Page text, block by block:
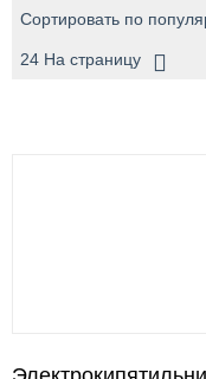
Сортировать по
24 На страницу